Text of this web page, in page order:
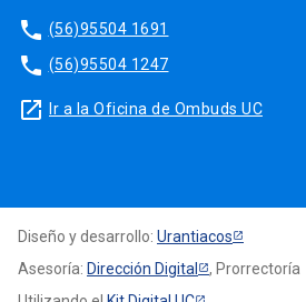
phone (56)95504 1691
phone (56)95504 1247
launch Ir a la Oficina de Ombuds UC
Diseño y desarrollo: Urantiacos
Asesoría: Dirección Digital
, Prorrectoría